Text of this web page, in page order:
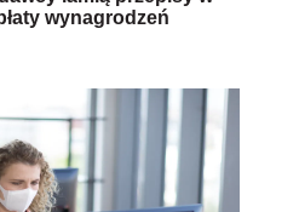
wynagrodzeń